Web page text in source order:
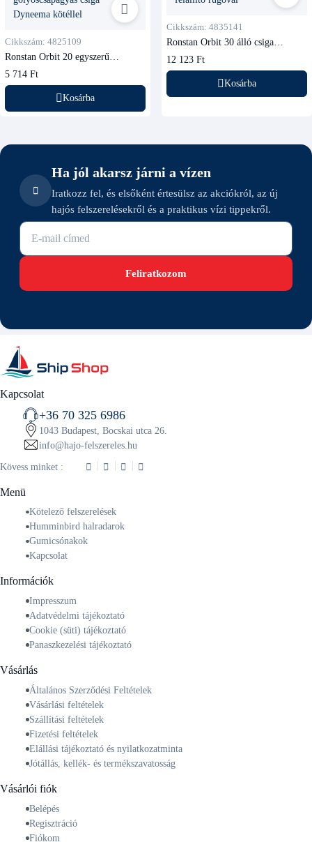
Cikkszám: 4825109
Ronstan Orbit 20 egyszerű
kötéllel
5 714 Ft
Kosárba
Cikkszám: 4835141
Ronstan Orbit 30 álló csiga
12 123 Ft
Kosárba
Ha jól akarsz járni a vízen
Iratkozz fel, és elsőként értesülsz az akciókról, az új
hajós felszerelésekről és a praktikus vízi tippekről.
E-mail cím
Feliratkozom
Kapcsolat
+36 70 325 6986
1043 Budapest, Bocskai utca 26.
info@hajo-felszereles.hu
Kövess minket :
Menü
Kötelező felszerelések
Humminbird halradarok
Gumicsónakok
Kapcsolat
Információk
Impresszum
Adatvédelmi tájékoztató
Cookie (süti) tájékoztató
Panaszkezelési tájékoztató
Vásárlás
Általános Szerződési Feltételek
Vásárlási feltételek
Szállítási feltételek
Fizetési feltételek
Elállási tájékoztató és nyilatkozatminta
Jótállás, kellék- és termékszavatosság
Vásárlói fiók
Belépés
Regisztráció
Fiókom